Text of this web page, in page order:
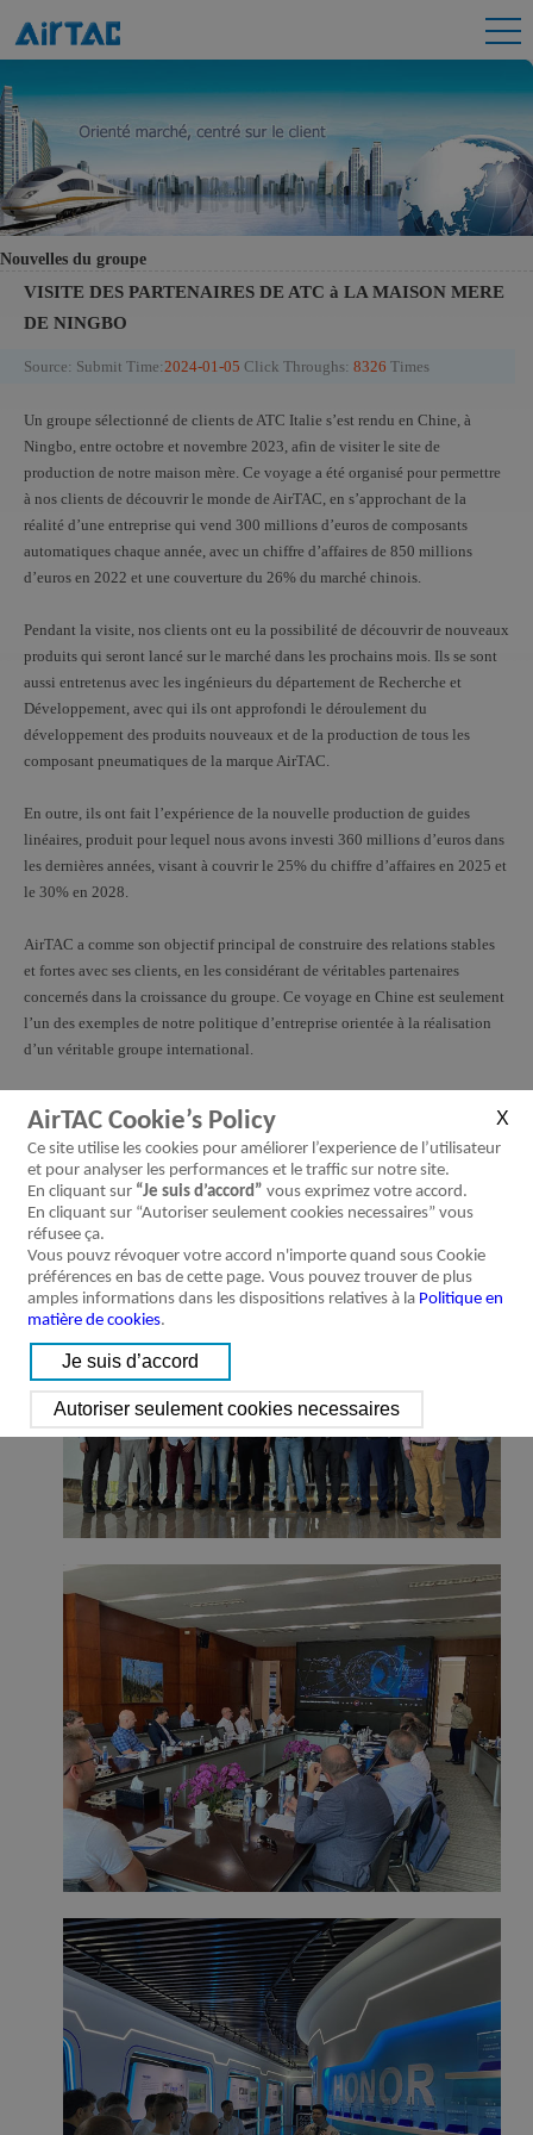
Nouvelles du groupe
VISITE DES PARTENAIRES DE ATC à LA MAISON MERE
DE NINGBO
Source: Submit Time: 2024-01-05 Click Throughs: 8326 Times
Un groupe sélectionné de clients de ATC Italie s’est rendu en Chine, à
Ningbo, entre octobre et novembre 2023, afin de visiter le site de
production de notre maison mère. Ce voyage a été organisé pour permettre
à nos clients de découvrir le monde de AirTAC, en s’approchant de la
réalité d’une entreprise qui vend 300 millions d’euros de composants
automatiques chaque année, avec un chiffre d’affaires de 850 millions
d’euros en 2022 et une couverture du 26% du marché chinois.
Pendant la visite, nos clients ont eu la possibilité de découvrir de nouveaux
produits qui seront lancé sur le marché dans les prochains mois. Ils se sont
aussi entretenus avec les ingénieurs du département de Recherche et
Développement, avec qui ils ont approfondi le déroulement du
développement des produits nouveaux et de la production de tous les
composant pneumatiques de la marque AirTAC.
En outre, ils ont fait l’expérience de la nouvelle production de guides
linéaires, produit pour lequel nous avons investi 360 millions d’euros dans
les dernières années, visant à couvrir le 25% du chiffre d’affaires en 2025 et
le 30% en 2028.
AirTAC a comme son objectif principal de construire des relations stables
et fortes avec ses clients, en les considérant de véritables partenaires
concernés dans la croissance du groupe. Ce voyage en Chine est seulement
l’un des exemples de notre politique d’entreprise orientée à la réalisation
d’un véritable groupe international.
des participants après la visite au site de production de Ningbo. De notre
part, nous sommes vraiment convaincus que cette expérience a été
fondamental afin de les faire entrer en contact avec notre monde, pour cette
raison nous allons organiser d’autres voyages de ce genre dans le futur !
AirTAC Cookie’s Policy
Ce site utilise les cookies pour améliorer l’experience de l’utilisateur
et pour analyser les performances et le traffic sur notre site.
En cliquant sur “Je suis d’accord” vous exprimez votre accord.
En cliquant sur “Autoriser seulement cookies necessaires” vous
réfusee ça.
Vous pouvz révoquer votre accord n'importe quand sous Cookie
préférences en bas de cette page. Vous pouvez trouver de plus
amples informations dans les dispositions relatives à la Politique en
matière de cookies.